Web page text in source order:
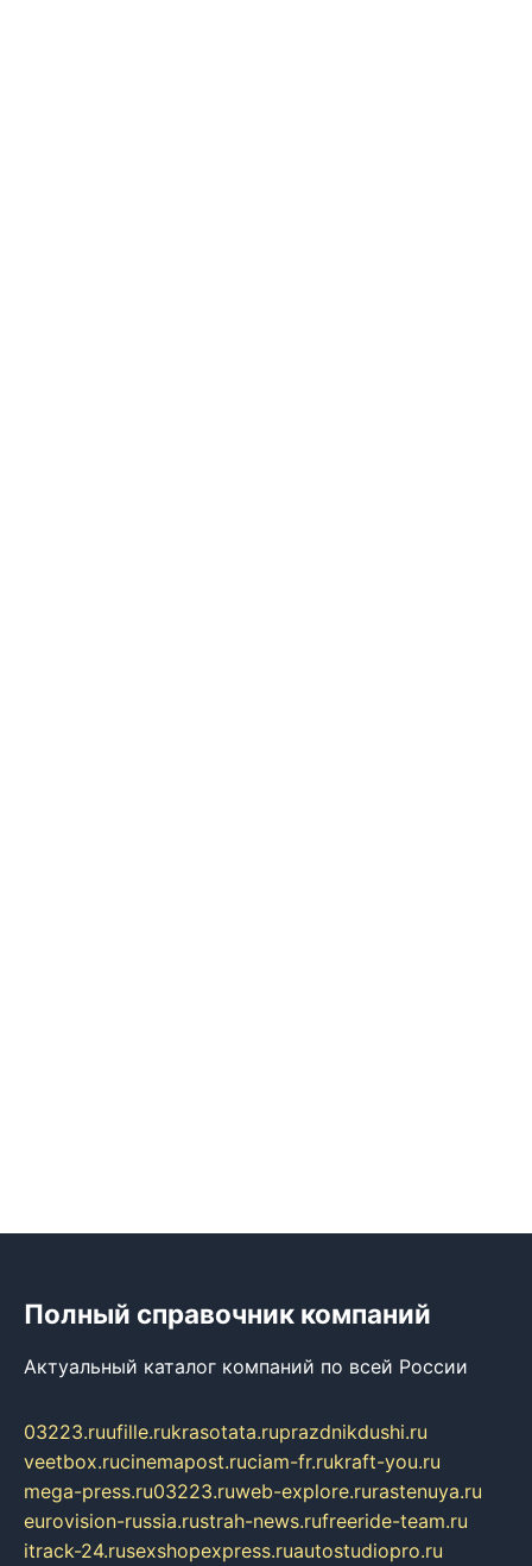
Полный справочник компаний
Актуальный каталог компаний по всей России
03223.ruufille.rukrasotata.ruprazdnikdushi.ru
veetbox.rucinemapost.ruciam-fr.rukraft-you.ru
mega-press.ru03223.ruweb-explore.rurastenuya.ru
eurovision-russia.rustrah-news.rufreeride-team.ru
itrack-24.rusexshopexpress.ruautostudiopro.ru